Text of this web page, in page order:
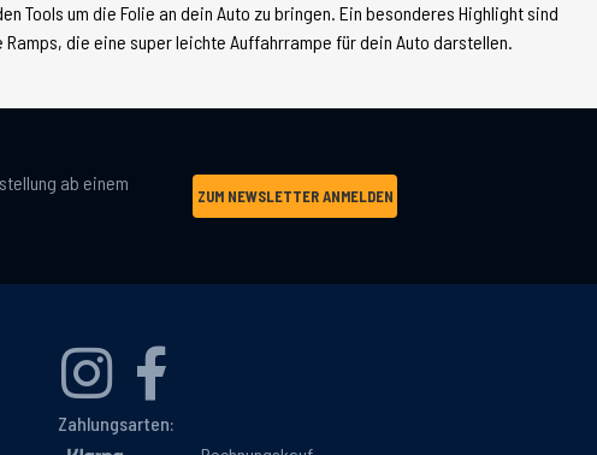
Tools um die Folie an dein Auto zu bringen. Ein besonderes Highlight sind
Ramps, die eine super leichte Auffahrrampe für dein Auto darstellen.
ab einem
ZUM NEWSLETTER ANMELDEN
Zahlungsarten: